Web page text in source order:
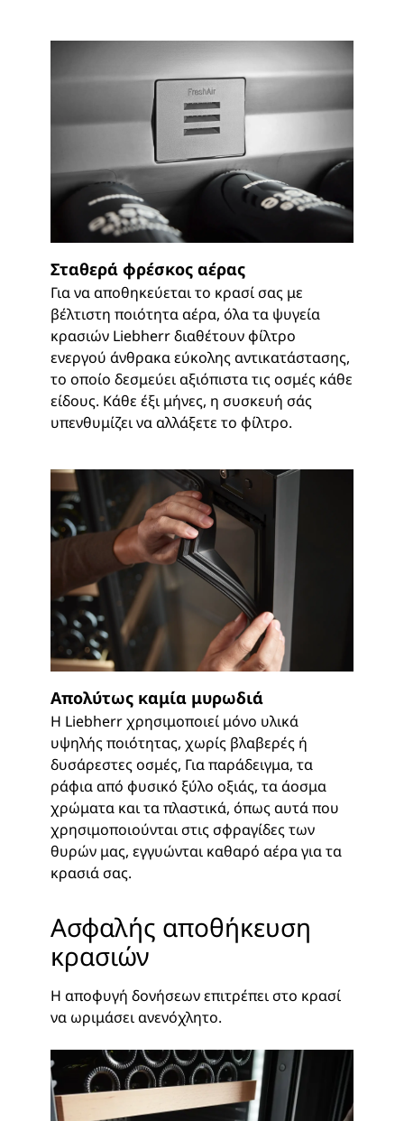
Σταθερά φρέσκος αέρας
Για να αποθηκεύεται το κρασί σας με
βέλτιστη ποιότητα αέρα, όλα τα ψυγεία
κρασιών Liebherr διαθέτουν φίλτρο
ενεργού άνθρακα εύκολης αντικατάστασης,
το οποίο δεσμεύει αξιόπιστα τις οσμές κάθε
είδους. Κάθε έξι μήνες, η συσκευή σάς
υπενθυμίζει να αλλάξετε το φίλτρο.
Απολύτως καμία μυρωδιά
Η Liebherr χρησιμοποιεί μόνο υλικά
υψηλής ποιότητας, χωρίς βλαβερές ή
δυσάρεστες οσμές, Για παράδειγμα, τα
ράφια από φυσικό ξύλο οξιάς, τα άοσμα
χρώματα και τα πλαστικά, όπως αυτά που
χρησιμοποιούνται στις σφραγίδες των
θυρών μας, εγγυώνται καθαρό αέρα για τα
κρασιά σας.
Ασφαλής αποθήκευση
κρασιών
Η αποφυγή δονήσεων επιτρέπει στο κρασί
να ωριμάσει ανενόχλητο.